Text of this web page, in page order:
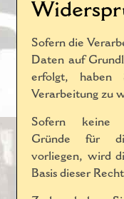
Sofern die
Daten auf
erfolgt, haben
Verarbeitung zu
Sofern keine
Gründe für
vorliegen, wird
Basis dieser